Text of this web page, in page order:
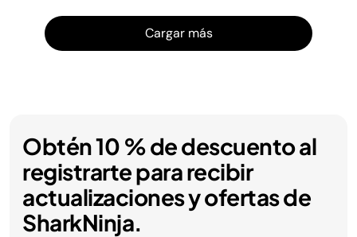
Cargar más
Obtén 10 % de descuento al
registrarte para recibir
actualizaciones y ofertas de
SharkNinja.